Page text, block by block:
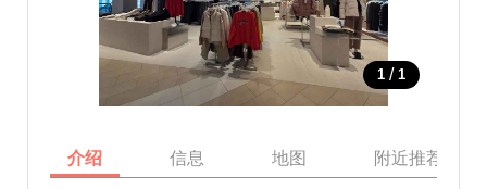
1 / 1
介绍 信息 地图 附近推荐景点